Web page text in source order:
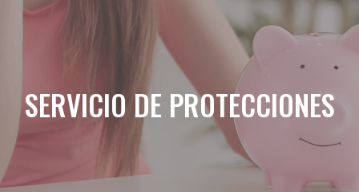
SERVICIO DE PROTECCIONES